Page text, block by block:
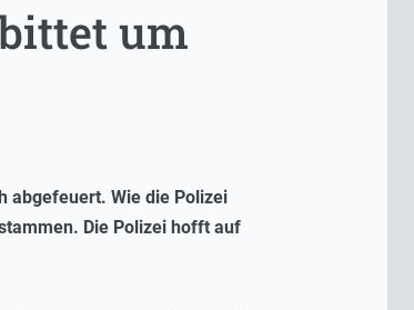
um
abgefeuert. Wie die Polizei
Die Polizei hofft auf